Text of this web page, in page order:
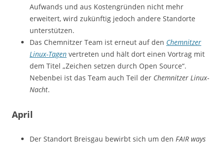
Aufwands und aus Kostengründen nicht mehr
erweitert, wird zukünftig jedoch andere Standorte
unterstützen.
Das Chemnitzer Team ist erneut auf den Chemnitzer
Linux-Tagen vertreten und hält dort einen Vortrag mit
dem Titel „Zeichen setzen durch Open Source“.
Nebenbei ist das Team auch Teil der Chemnitzer Linux-
Nacht.
April
Der Standort Breisgau bewirbt sich um den FAIR ways